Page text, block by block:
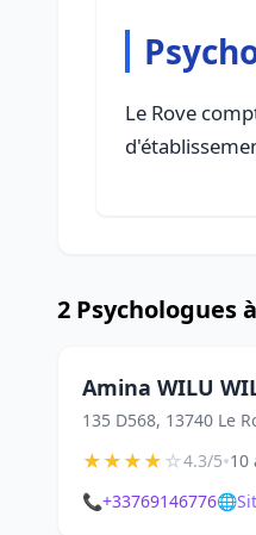
Le Rove
2 Psychologues
Amina WILU
135 D568, 13740 Le
★★★★☆4.3/5•10
📞+33769146776🌐